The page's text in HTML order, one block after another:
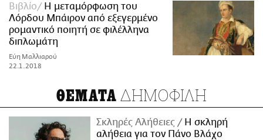
Βιβλίο
Η μεταμόρφωση του
Λόρδου Μπάιρον από εξεγερμένο
ρομαντικό ποιητή σε φιλέλληνα
διπλωμάτη
Εύη Μαλλιαρού
22.1.2018
ΘΕΜΑΤΑ ΔΗΜΟΦΙΛΗ
Σκληρές Αλήθειες
H σκληρή
αλήθεια για τον Πάνο Βλάχο